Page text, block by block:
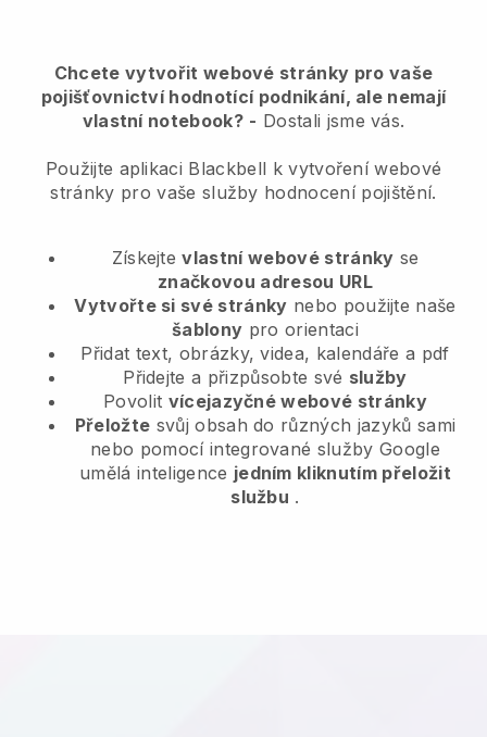
Chcete vytvořit webové stránky pro vaše
pojišťovnictví hodnotící podnikání, ale nemají
vlastní notebook? - Dostali jsme vás.
Použijte aplikaci Blackbell k vytvoření webové
stránky pro vaše služby hodnocení pojištění.
Získejtevlastní webové stránky se
značkovou adresou URL
Vytvořte si své stránky nebo použijte naše
šablony pro orientaci
Přidat text, obrázky, videa, kalendáře a pdf
Přidejte a přizpůsobte své služby
Povolit vícejazyčné webové stránky
Přeložte svůj obsah do různých jazyků sami
nebo pomocí integrované služby Google
umělá inteligence jedním kliknutím přeložit
službu .